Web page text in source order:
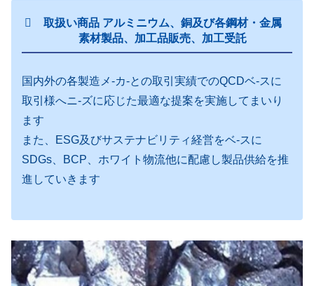
取扱い商品 アルミニウム、銅及び各鋼材・金属
素材製品、加工品販売、加工受託
国内外の各製造メ-カ-との取引実績でのQCDベ-スに
取引様へニ-ズに応じた最適な提案を実施してまいり
ます
また、ESG及びサステナビリティ経営をベ-スに
SDGs、BCP、ホワイト物流他に配慮し製品供給を推
進していきます